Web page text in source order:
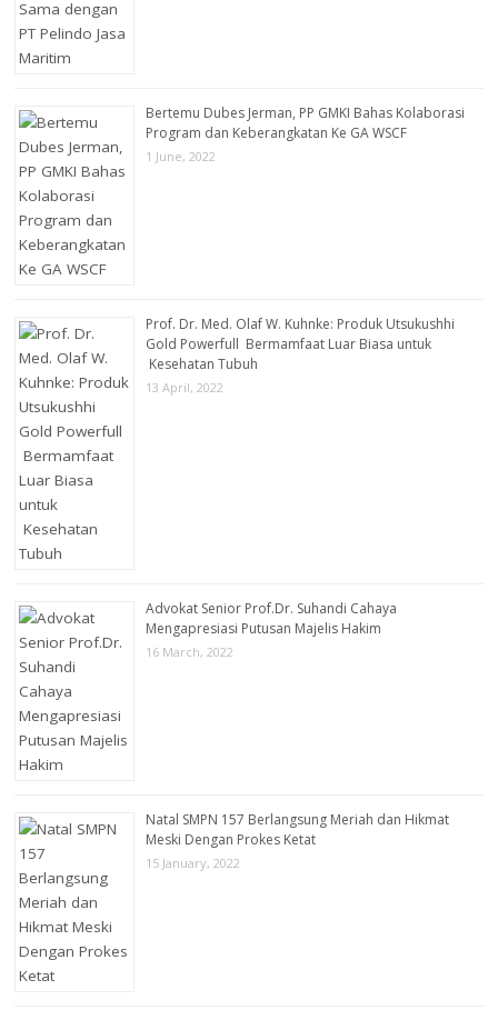
Bertemu Dubes Jerman, PP GMKI Bahas Kolaborasi
Program dan Keberangkatan Ke GA WSCF
1 June, 2022
Prof. Dr. Med. Olaf W. Kuhnke: Produk Utsukushhi
Gold Powerfull Bermamfaat Luar Biasa untuk
Kesehatan Tubuh
13 April, 2022
Advokat Senior Prof.Dr. Suhandi Cahaya
Mengapresiasi Putusan Majelis Hakim
16 March, 2022
Natal SMPN 157 Berlangsung Meriah dan Hikmat
Meski Dengan Prokes Ketat
15 January, 2022